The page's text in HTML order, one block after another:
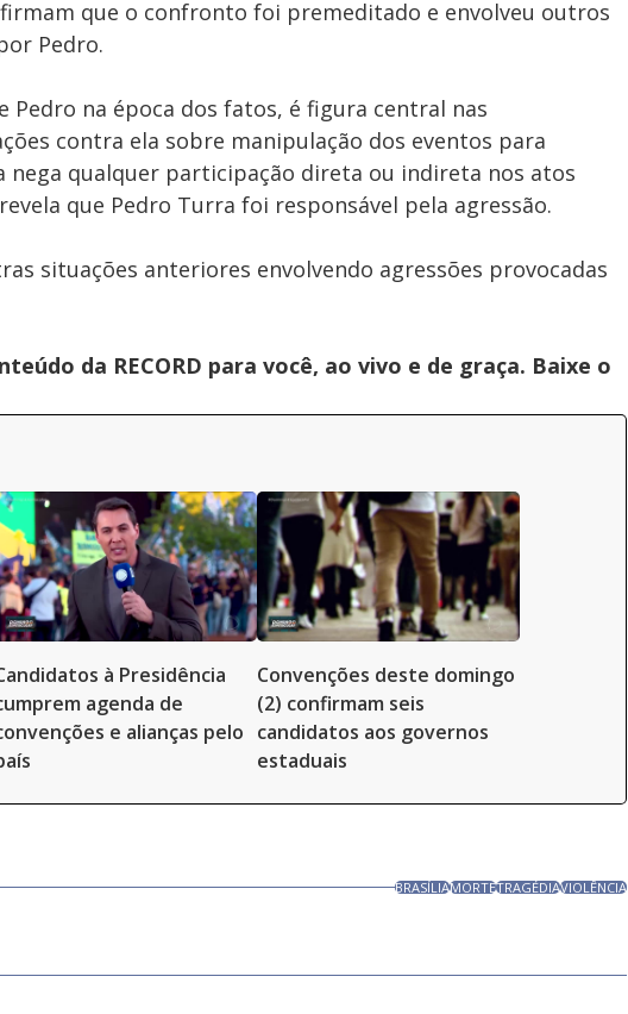
que o confronto foi premeditado e envolveu outros
Pedro.
Pedro na época dos fatos, é figura central nas
contra ela sobre manipulação dos eventos para
nega qualquer participação direta ou indireta nos atos
que Pedro Turra foi responsável pela agressão.
situações anteriores envolvendo agressões provocadas
da RECORD para você, ao vivo e de graça. Baixe o
à Presidência
agenda de
e alianças pelo
Convenções deste domingo
(2) confirmam seis
candidatos aos governos
estaduais
BRASÍLIAMORTETRAGÉDIAVIOLÊNCIA